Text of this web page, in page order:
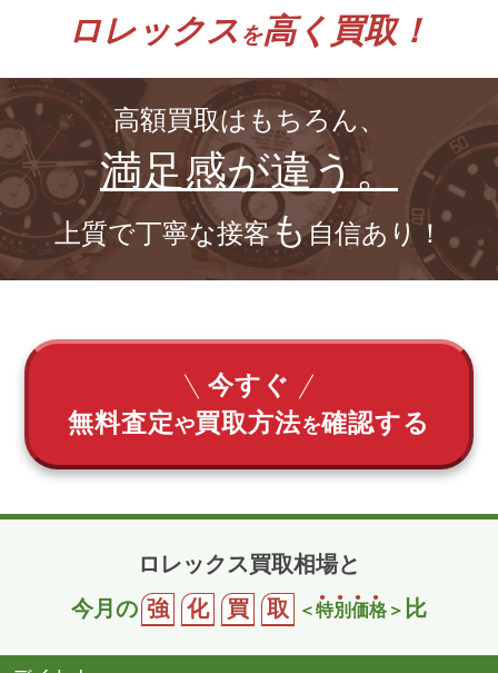
ロレックス を高く買取！
高額買取はもちろん、
満足感が違う。
上質で丁寧な接客も自信あり！
今すぐ
無料査定や買取方法を確認する
ロレックス買取相場と
今月の 強 化 買 取 ＜特別価格 ＞ 比